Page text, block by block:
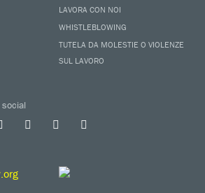
LAVORA CON NOI
WHISTLEBLOWING
TUTELA DA MOLESTIE O VIOLENZE
SUL LAVORO